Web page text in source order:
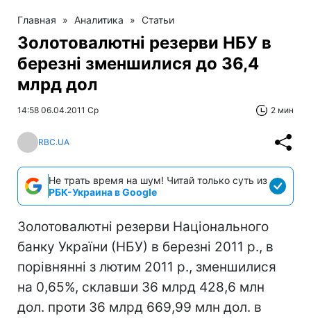
Главная » Аналитика » Статьи
Золотовалютні резерви НБУ в
березні зменшилися до 36,4
млрд дол
14:58 06.04.2011 Ср 2 мин
RBC.UA
Не трать время на шум! Читай только суть из
РБК-Украина в Google
Золотовалютні резерви Національного
банку України (НБУ) в березні 2011 р., в
порівнянні з лютим 2011 р., зменшилися
на 0,65%, склавши 36 млрд 428,6 млн
дол. проти 36 млрд 669,99 млн дол. в